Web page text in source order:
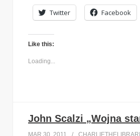
Twitter Facebook
Like this:
Loading...
John Scalzi „Wojna